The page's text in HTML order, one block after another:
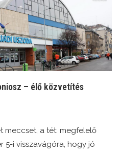
– élő közvetítés
meccset, a tét: megfelelő
5-i visszavágóra, hogy jó